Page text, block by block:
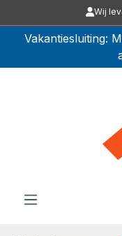
Ga naar de Wij
Vakantiesluiting: